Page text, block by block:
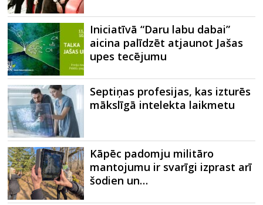
Iniciatīvā “Daru labu dabai”
aicina palīdzēt atjaunot Jašas
upes tecējumu
Septiņas profesijas, kas izturēs
mākslīgā intelekta laikmetu
Kāpēc padomju militāro
mantojumu ir svarīgi izprast arī
šodien un…